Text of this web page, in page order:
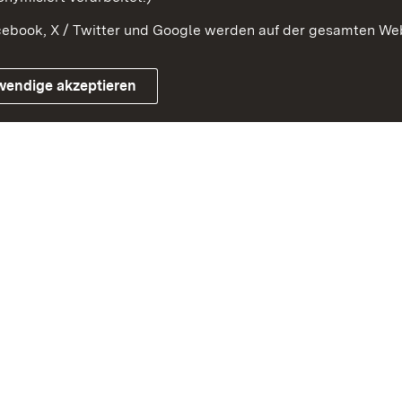
Impressum
X / Twitter und Google werden auf der gesamten
akzeptieren